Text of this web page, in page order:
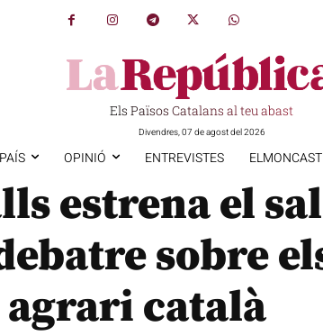
Els Països Catalans al teu abast
Divendres, 07 de agost del 2026
OPINIÓ ENTREVISTES
estrena el
sobre
català